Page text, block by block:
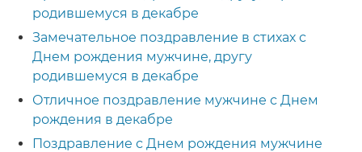
родившемуся в декабре
Замечательное поздравление в стихах с
Днем рождения мужчине, другу
родившемуся в декабре
Отличное поздравление мужчине с Днем
рождения в декабре
Поздравление с Днем рождения мужчине